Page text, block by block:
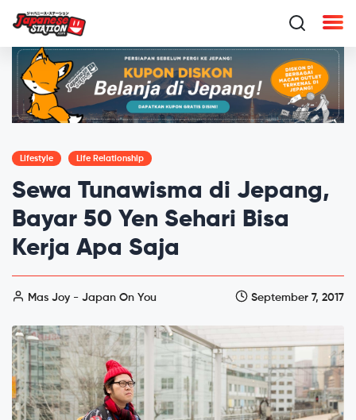
Lifestyle Life Relationship
Sewa Tunawisma di Jepang,
Bayar 50 Yen Sehari Bisa
Kerja Apa Saja
Mas Joy - Japan On You September 7, 2017